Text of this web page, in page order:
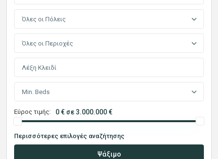
Όλες οι Πόλεις
Όλες οι Περιοχές
Min. Beds
Εύρος τιμής: 0 € σε 3.000.000 €
Περισσότερες επιλογές αναζήτησης
Ψάξιμο